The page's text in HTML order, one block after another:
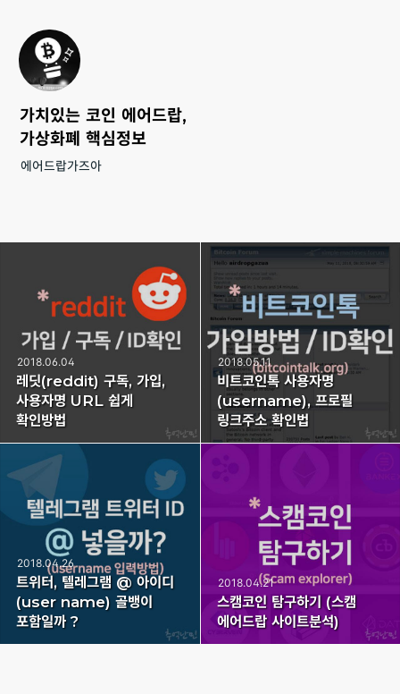
가치있는 코인 에어드랍,
가상화폐 핵심정보
에어드랍가즈아
2018.06.04
레딧(reddit) 구독, 가입,
사용자명 URL 쉽게
확인방법
2018.05.11
비트코인톡 사용자명
(username), 프로필
링크주소 확인법
2018.04.26
트위터, 텔레그램 @ 아이디
(user name) 골뱅이
포함일까 ?
2018.04.21
스캠코인 탐구하기 (스캠
에어드랍 사이트분석)